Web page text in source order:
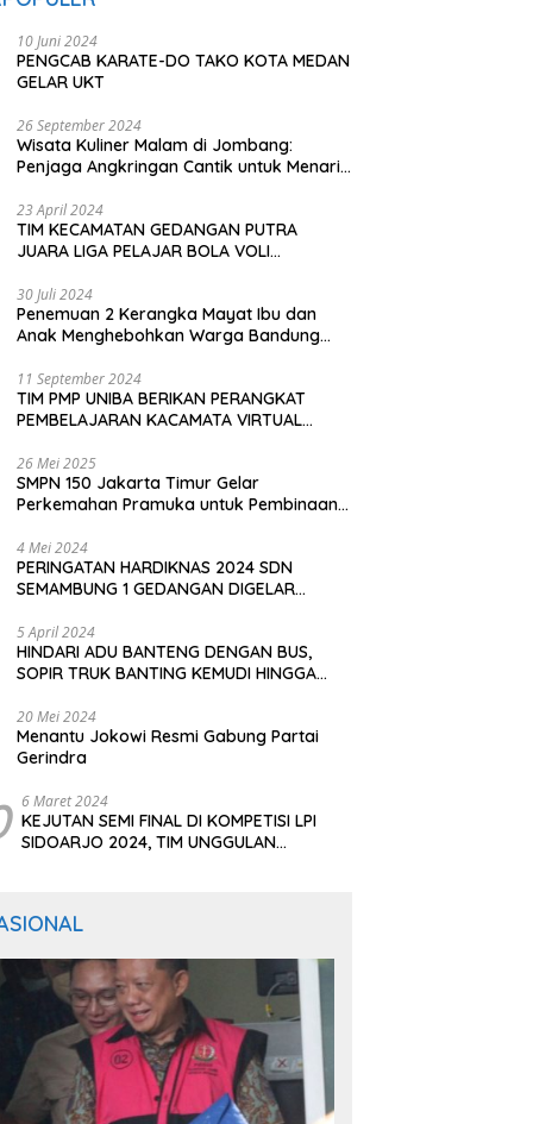
10 Juni 2024
PENGCAB KARATE-DO TAKO KOTA MEDAN
GELAR UKT
26 September 2024
Wisata Kuliner Malam di Jombang:
Penjaga Angkringan Cantik untuk Menarik
23 April 2024
TIM KECAMATAN GEDANGAN PUTRA
JUARA LIGA PELAJAR BOLA VOLI
30 Juli 2024
Penemuan 2 Kerangka Mayat Ibu dan
Anak Menghebohkan Warga Bandung
11 September 2024
TIM PMP UNIBA BERIKAN PERANGKAT
PEMBELAJARAN KACAMATA VIRTUAL
SERANG
26 Mei 2025
SMPN 150 Jakarta Timur Gelar
Perkemahan Pramuka untuk Pembinaan
4 Mei 2024
PERINGATAN HARDIKNAS 2024 SDN
SEMAMBUNG 1 GEDANGAN DIGELAR
5 April 2024
HINDARI ADU BANTENG DENGAN BUS,
SOPIR TRUK BANTING KEMUDI HINGGA
20 Mei 2024
Menantu Jokowi Resmi Gabung Partai
Gerindra
6 Maret 2024
KEJUTAN SEMI FINAL DI KOMPETISI LPI
SIDOARJO 2024, TIM UNGGULAN